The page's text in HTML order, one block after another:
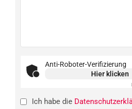
Anti-Roboter-Verifizierung
Hier klicken
Ich habe die